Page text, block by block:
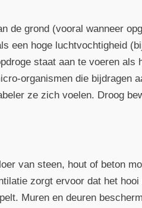
de grond (vooral wanneer
een hoge luchtvochtigheid
staat aan te voeren als
organismen die bijdragen
ze zich voelen. Droog
van steen, hout of beton
zorgt ervoor dat het
Muren en deuren